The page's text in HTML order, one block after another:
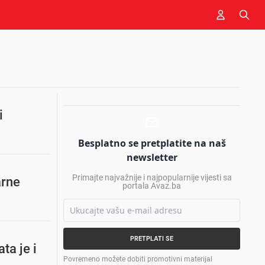
je i
Besplatno se pretplatite na naš
newsletter
Primajte najvažnije i najpopularnije vijesti sa
portala Avaz.ba
PRETPLATI SE
Povremeno možete dobiti promotivni materijal